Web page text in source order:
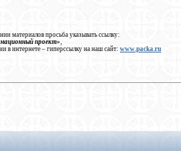
материалов просьба указывать ссылку:
проект»,
в интернете – гиперссылку на наш сайт: www.packa.ru